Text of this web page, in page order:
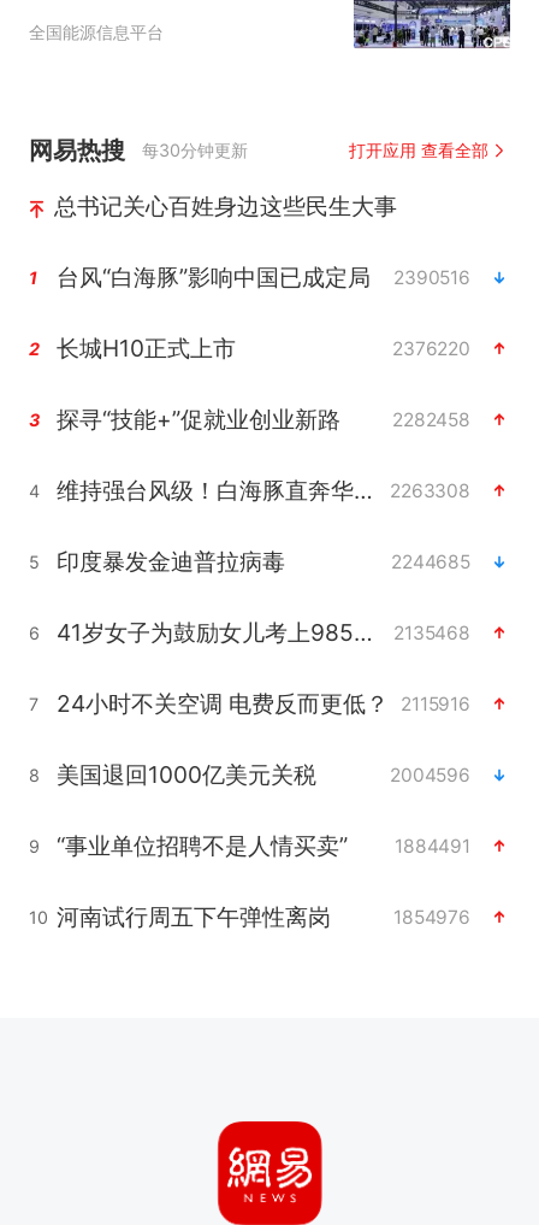
新时代
全国能源信息平台
网易热搜 每30分钟更新 打开应用 查看全部
总书记关心百姓身边这些民生大事
1 台风“白海豚”影响中国已成定局 2390516
2 长城H10正式上市 2376220
3 探寻“技能+”促就业创业新路 2282458
4 维持强台风级！白海豚直奔华东沿海 2263308
5 印度暴发金迪普拉病毒 2244685
6 41岁女子为鼓励女儿考上985研究生 2135468
7 24小时不关空调 电费反而更低？ 2115916
8 美国退回1000亿美元关税 2004596
9 “事业单位招聘不是人情买卖” 1884491
10 河南试行周五下午弹性离岗 1854976